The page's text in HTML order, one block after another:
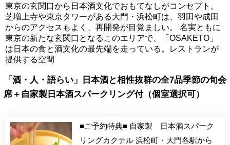
東京の玄関口から日本酒文化でおもてなしがコンセプト。
芝増上寺や東京タワーがある大門・浜松町は、羽田や成田
からのアクセスもよく、再開発が目覚ましい。 名実ともに
東京の新たな玄関口となるこのエリアで、「OSAKETO」
は日本の食と酒文化の最先端を走っている。レストランが
提供する空間
「酒・人・語らい」日本酒と相性抜群の全7品季節の旬会
席＋自家製日本酒スパークリング付（個室選択可）
■ご予約特典■ 自家製 日本酒スパーク
リングカクテル 浜松町・大門各駅から